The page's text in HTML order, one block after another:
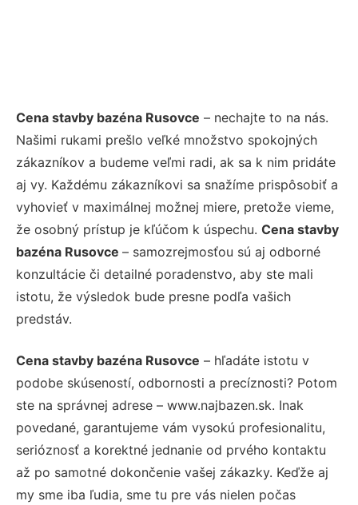
Cena stavby bazéna Rusovce – nechajte to na nás.
Našimi rukami prešlo veľké množstvo spokojných
zákazníkov a budeme veľmi radi, ak sa k nim pridáte
aj vy. Každému zákazníkovi sa snažíme prispôsobiť a
vyhovieť v maximálnej možnej miere, pretože vieme,
že osobný prístup je kľúčom k úspechu. Cena stavby
bazéna Rusovce – samozrejmosťou sú aj odborné
konzultácie či detailné poradenstvo, aby ste mali
istotu, že výsledok bude presne podľa vašich
predstáv.
Cena stavby bazéna Rusovce – hľadáte istotu v
podobe skúseností, odbornosti a precíznosti? Potom
ste na správnej adrese – www.najbazen.sk. Inak
povedané, garantujeme vám vysokú profesionalitu,
serióznosť a korektné jednanie od prvého kontaktu
až po samotné dokončenie vašej zákazky. Keďže aj
my sme iba ľudia, sme tu pre vás nielen počas